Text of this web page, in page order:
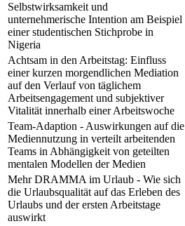
Selbstwirksamkeit und
unternehmerische Intention am Beispiel
einer studentischen Stichprobe in
Nigeria
Achtsam in den Arbeitstag: Einfluss
einer kurzen morgendlichen Mediation
auf den Verlauf von täglichem
Arbeitsengagement und subjektiver
Vitalität innerhalb einer Arbeitswoche
Team-Adaption - Auswirkungen auf die
Mediennutzung in verteilt arbeitenden
Teams in Abhängigkeit von geteilten
mentalen Modellen der Medien
Mehr DRAMMA im Urlaub - Wie sich
die Urlaubsqualität auf das Erleben des
Urlaubs und der ersten Arbeitstage
auswirkt